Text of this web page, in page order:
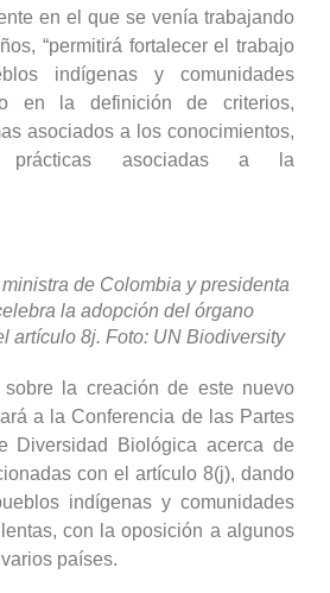
en el que se venía trabajando
“permitirá fortalecer el trabajo
indígenas y comunidades
en la definición de criterios,
asociados a los conocimientos,
prácticas asociadas a la
de Colombia y presidenta
la adopción del órgano
artículo 8j. Foto: UN Biodiversity
sobre la creación de este nuevo
a la Conferencia de las Partes
Diversidad Biológica acerca de
con el artículo 8(j), dando
indígenas y comunidades
con la oposición a algunos
países.